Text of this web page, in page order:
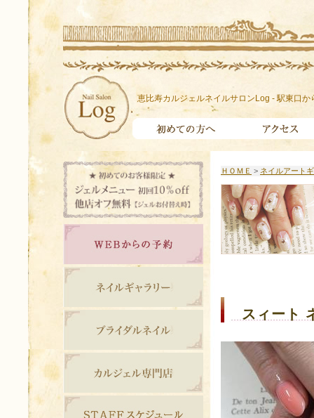
恵比寿カルジェルネイルサロンLog - 駅東口か
ＨＯＭＥ > ネイルアート
スィート